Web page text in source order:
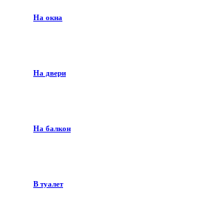
На окна
На двери
На балкон
В туалет